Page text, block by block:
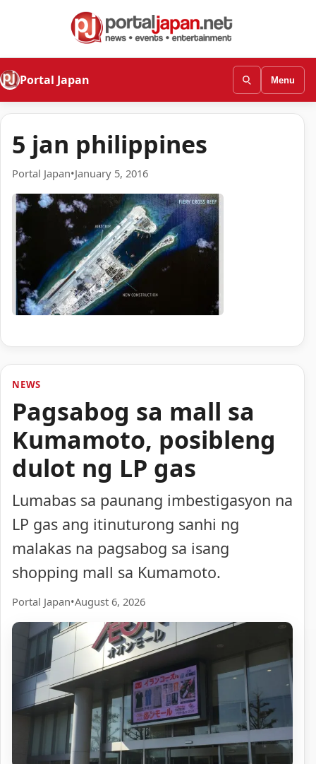
Portal Japan Menu
5 jan philippines
Portal Japan•January 5, 2016
NEWS
Pagsabog sa mall sa
Kumamoto, posibleng
dulot ng LP gas
Lumabas sa paunang imbestigasyon na
LP gas ang itinuturong sanhi ng
malakas na pagsabog sa isang
shopping mall sa Kumamoto.
Portal Japan•August 6, 2026